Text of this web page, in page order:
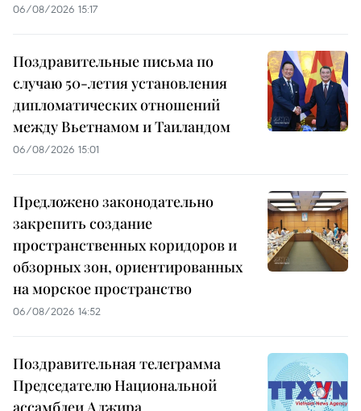
06/08/2026 15:17
Поздравительные письма по
случаю 50-летия установления
дипломатических отношений
между Вьетнамом и Таиландом
06/08/2026 15:01
Предложено законодательно
закрепить создание
пространственных коридоров и
обзорных зон, ориентированных
на морское пространство
06/08/2026 14:52
Поздравительная телеграмма
Председателю Национальной
ассамблеи Алжира